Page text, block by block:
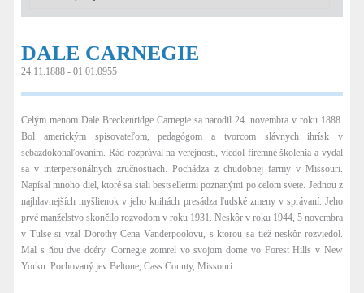
DALE CARNEGIE
24.11.1888 - 01.01.0955
Celým menom Dale Breckenridge Carnegie sa narodil 24. novembra v roku 1888.
Bol americkým spisovateľom, pedagógom a tvorcom slávnych ihrísk v
sebazdokonaľovaním. Rád rozprával na verejnosti, viedol firemné školenia a vydal
sa v interpersonálnych zručnostiach. Pochádza z chudobnej farmy v Missouri.
Napísal mnoho diel, ktoré sa stali bestsellermi poznanými po celom svete. Jednou z
najhlavnejších myšlienok v jeho knihách presádza ľudské zmeny v správaní. Jeho
prvé manželstvo skončilo rozvodom v roku 1931. Neskôr v roku 1944, 5 novembra
v Tulse si vzal Dorothy Cena Vanderpoolovu, s ktorou sa tiež neskôr rozviedol.
Mal s ňou dve dcéry. Cornegie zomrel vo svojom dome vo Forest Hills v New
Yorku. Pochovaný jev Beltone, Cass County, Missouri.